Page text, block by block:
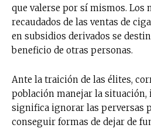
que valerse por sí mismos. Los
recaudados de las ventas de
en subsidios derivados se
beneficio de otras personas.
Ante la traición de las élites,
población manejar la situación,
significa ignorar las perversas
conseguir formas de dejar de